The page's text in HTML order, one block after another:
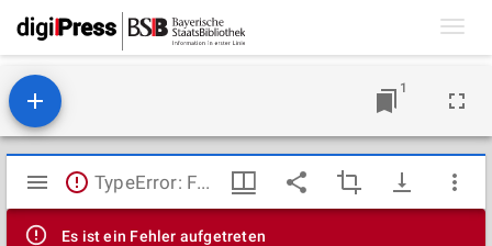
1
Mirador
Viewer
TypeError: Failed to fetch
Es ist ein Fehler aufgetreten